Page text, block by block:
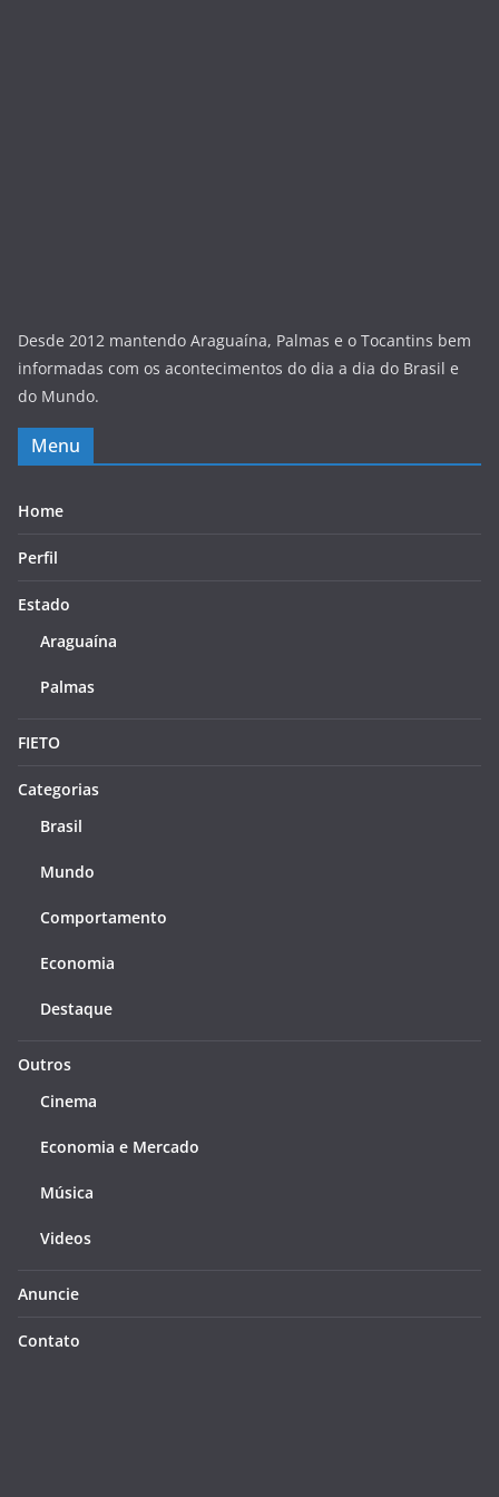
Desde 2012 mantendo Araguaína, Palmas e o Tocantins bem
informadas com os acontecimentos do dia a dia do Brasil e
do Mundo.
Menu
Home
Perfil
Estado
Araguaína
Palmas
FIETO
Categorias
Brasil
Mundo
Comportamento
Economia
Destaque
Outros
Cinema
Economia e Mercado
Música
Videos
Anuncie
Contato